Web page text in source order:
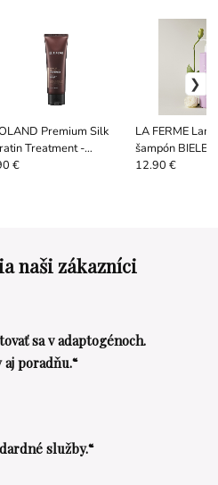
Premium Silk
Treatment -
kúra na vlasy,
€
LA FERME
šampón BIELE
ml
12.90 €
naši zákazníci
sa v adaptogénoch.
poradňu.“
služby.“